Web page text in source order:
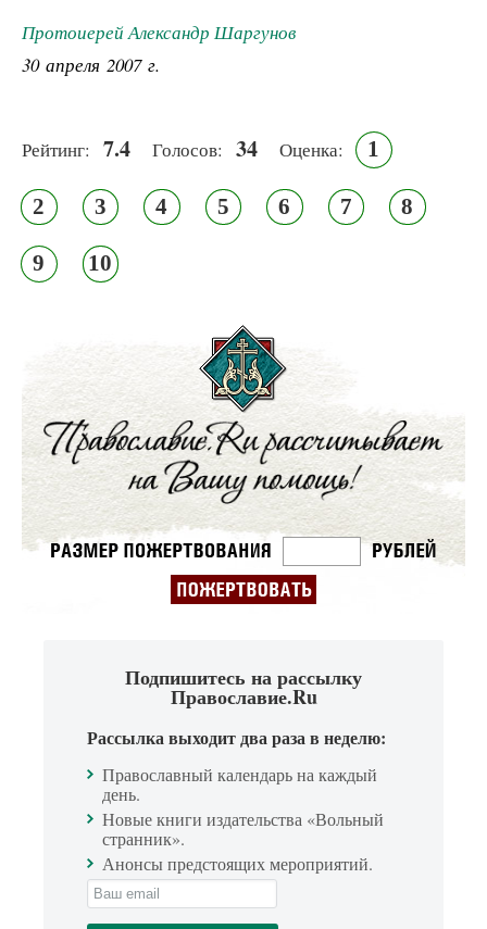
Протоиерей Александр Шаргунов
30 апреля 2007 г.
Рейтинг: 7.4 Голосов: 34 Оценка: 1
2 3 4 5 6 7 8
9 10
Подпишитесь на рассылку
Православие.Ru
Рассылка выходит два раза в неделю:
Православный календарь на каждый
день.
Новые книги издательства «Вольный
странник».
Анонсы предстоящих мероприятий.